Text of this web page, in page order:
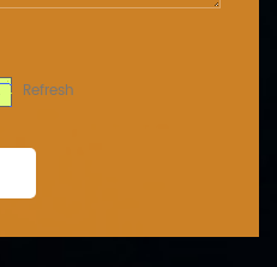
Refresh